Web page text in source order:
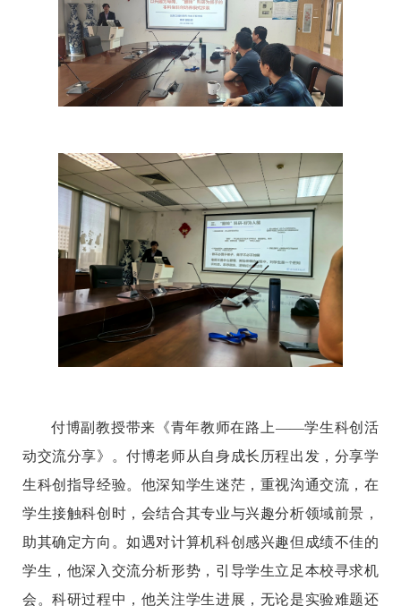
付博副教授带来《青年教师在路上——学生科创活
动交流分享》。付博老师从自身成长历程出发，分享学
生科创指导经验。他深知学生迷茫，重视沟通交流，在
学生接触科创时，会结合其专业与兴趣分析领域前景，
助其确定方向。如遇对计算机科创感兴趣但成绩不佳的
学生，他深入交流分析形势，引导学生立足本校寻求机
会。科研过程中，他关注学生进展，无论是实验难题还